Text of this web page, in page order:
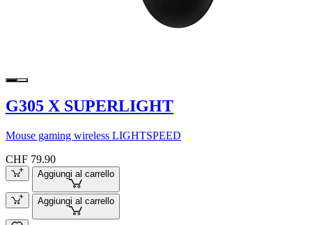
G305 X SUPERLIGHT
Mouse gaming wireless LIGHTSPEED
CHF 79.90
Aggiungi al carrello
Aggiungi al carrello